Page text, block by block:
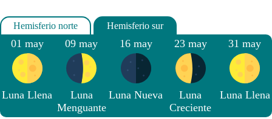
01 may
Luna Llena
09 may
Luna
Menguante
16 may
Luna Nueva
23 may
Luna
Creciente
31 may
Luna Llena